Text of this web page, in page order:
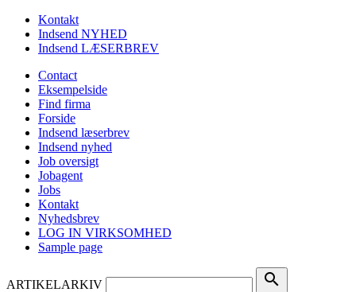
Kontakt
Indsend NYHED
Indsend LÆSERBREV
Contact
Eksempelside
Find firma
Forside
Indsend læserbrev
Indsend nyhed
Job oversigt
Jobagent
Jobs
Kontakt
Nyhedsbrev
LOG IN VIRKSOMHED
Sample page
ARTIKELARKIV search